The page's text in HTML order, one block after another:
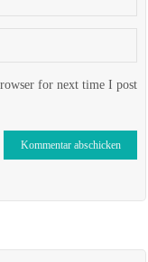
for next time I post